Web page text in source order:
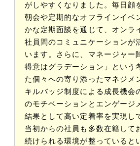
がしやすくなりました。毎日顔
朝会や定期的なオフラインイベ
かな定期面談を通じて、オンラ
社員間のコミュニケーションが
います。さらに、マネージャー
得意はグラデーション」という
た個々への寄り添ったマネジメ
キルバッジ制度による成長機会
のモチベーションとエンゲージ
結果として高い定着率を実現し
当初からの社員も多数在籍して
続けられる環境が整っていると